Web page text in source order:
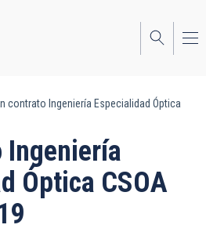
contrato Ingeniería Especialidad Óptica
Ingeniería
Óptica CSOA